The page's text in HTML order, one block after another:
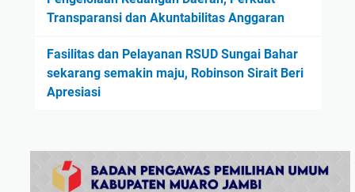
Transparansi dan Akuntabilitas Anggaran
Fasilitas dan Pelayanan RSUD Sungai Bahar
sekarang semakin maju, Robinson Sirait Beri
Apresiasi